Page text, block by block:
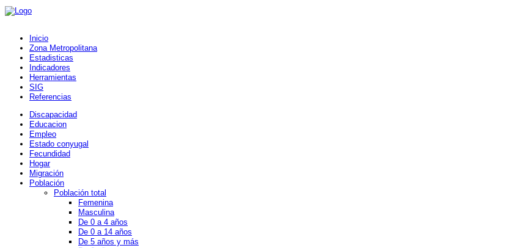
Inicio
Zona Metropolitana
Estadisticas
Indicadores
Herramientas
SIG
Referencias
Discapacidad
Educacion
Empleo
Estado conyugal
Fecundidad
Hogar
Migración
Población
Población total
Femenina
Masculina
De 0 a 4 años
De 0 a 14 años
De 5 años y más